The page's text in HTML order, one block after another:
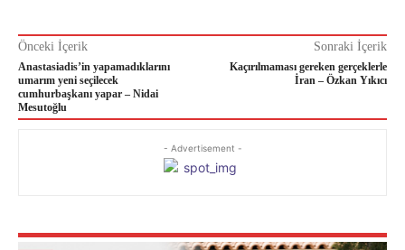
Önceki İçerik
Anastasiadis’in yapamadıklarını
umarım yeni seçilecek
cumhurbaşkanı yapar – Nidai
Mesutoğlu
Sonraki İçerik
Kaçırılmaması gereken gerçeklerle
İran – Özkan Yıkıcı
- Advertisement -